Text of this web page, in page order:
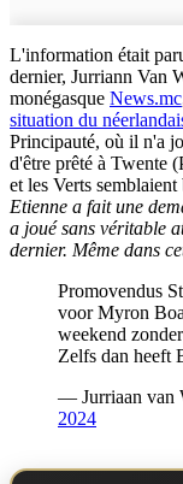
L'information était
dernier, Jurriann Van
monégasque News.mc
situation du
Principauté, où il n'a
d'être prêté à Twente
et les Verts
Etienne a fait une
a joué sans véritable
dernier. Même dans
Promovendus
voor Myron
weekend
Zelfs dan heeft
— Jurriaan van
2024